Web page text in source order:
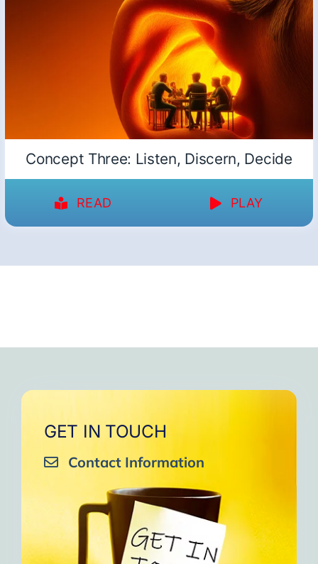
Concept Three: Listen, Discern, Decide
READ PLAY
GET IN TOUCH
Contact Information